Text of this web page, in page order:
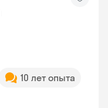
10 лет опыта